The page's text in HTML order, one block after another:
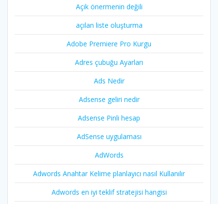
Açık önermenin değili
açılan liste oluşturma
Adobe Premiere Pro Kurgu
Adres çubuğu Ayarları
Ads Nedir
Adsense geliri nedir
Adsense Pinli hesap
AdSense uygulaması
AdWords
Adwords Anahtar Kelime planlayıcı nasıl Kullanılır
Adwords en iyi teklif stratejisi hangisi